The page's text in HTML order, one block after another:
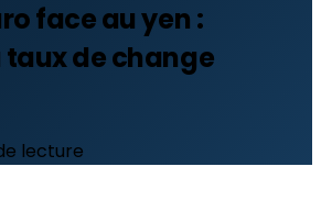
face au yen :
de change
lecture